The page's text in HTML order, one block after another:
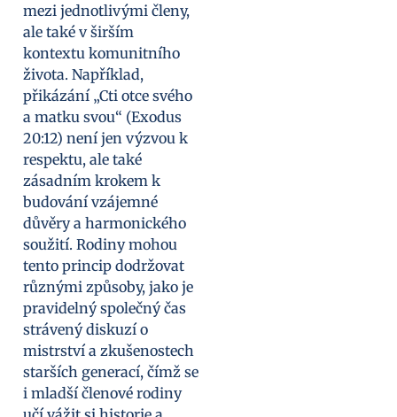
mezi jednotlivými členy,
ale také v širším
kontextu komunitního
života. Například,
přikázání „Cti otce svého
a matku svou“ (Exodus
20:12) není jen výzvou k
respektu, ale také
zásadním krokem k
budování vzájemné
důvěry a harmonického
soužití. Rodiny mohou
tento princip dodržovat
různými způsoby, jako je
pravidelný společný čas
strávený diskuzí o
mistrství a zkušenostech
starších generací, čímž se
i mladší členové rodiny